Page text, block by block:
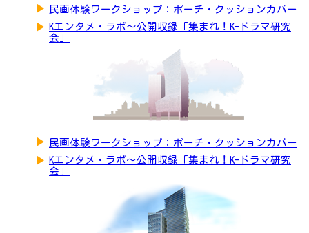
▶ 民画体験ワークショップ：ポーチ・クッションカバー
▶ Kエンタメ・ラボ～公開収録「集まれ！K-ドラマ研究
会」
▶ 民画体験ワークショップ：ポーチ・クッションカバー
▶ Kエンタメ・ラボ～公開収録「集まれ！K-ドラマ研究
会」